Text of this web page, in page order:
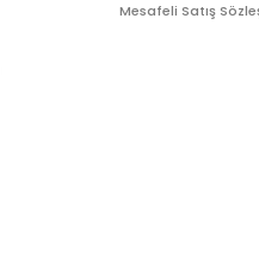
Mesafeli Satış